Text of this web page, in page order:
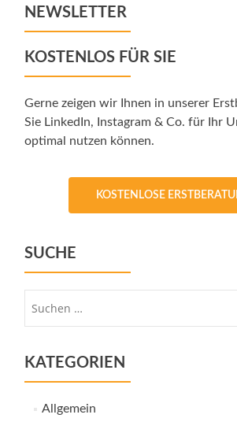
NEWSLETTER
KOSTENLOS FÜR SIE
Gerne zeigen wir Ihnen in unserer
Sie LinkedIn, Instagram & Co. für Ihr
optimal nutzen können.
KOSTENLOSE
SUCHE
KATEGORIEN
Allgemein